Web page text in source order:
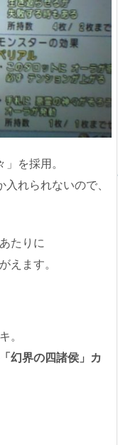
を採用。
れられないので、
たりに
えます。
。
幻界の四諸侯」カ